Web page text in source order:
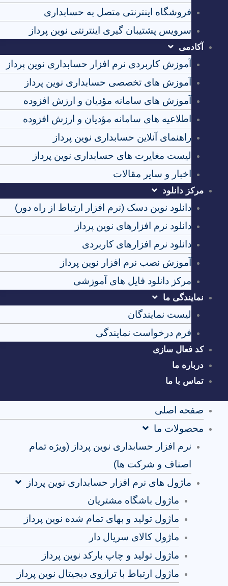
فروشگاه اینترنتی متصل به حسابداری
سرویس پشتیبان گیری اینترنتی نوین پرداز
آکادمی
آموزش کاربردی نرم افزار حسابداری نوین پرداز
آموزش های تخصصی حسابداری نوین پرداز
آموزش های سامانه مؤدیان و ارزش افزوده
اطلاعیه های سامانه مؤدیان و ارزش افزوده
راهنمای آنلاین حسابداری نوین پرداز
لیست مغایرت های حسابداری نوین پرداز
اخبار و سایر مقالات
مرکز دانلود
دانلود نوین دسک (نرم افزار ارتباط از راه دور)
دانلود نرم افزارهای نوین پرداز
دانلود نرم افزارهای کاربردی
آموزش نصب نرم افزار نوین پرداز
مرکز دانلود فایل های آموزشی
نمایندگی ما
لیست نمایندگان
فرم درخواست نمایندگی
کد فعال سازی
درباره ما
تماس با ما
صفحه اصلی
محصولات ما
نرم افزار حسابداری نوین پرداز (ویژه تمام
اصناف و شرکت ها)
ماژول های نرم افزار حسابداری نوین پرداز
ماژول باشگاه مشتریان
ماژول تولید و بهای تمام شده نوین پرداز
ماژول کالای سریال دار
ماژول تولید و چاپ بارکد نوین پرداز
ماژول ارتباط با ترازوی دیجیتال نوین پرداز